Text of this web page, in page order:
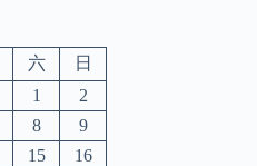
六
日
1
2
8
9
15
16